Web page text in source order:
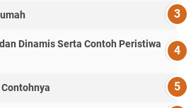
Dinamis Serta Contoh Peristiwa